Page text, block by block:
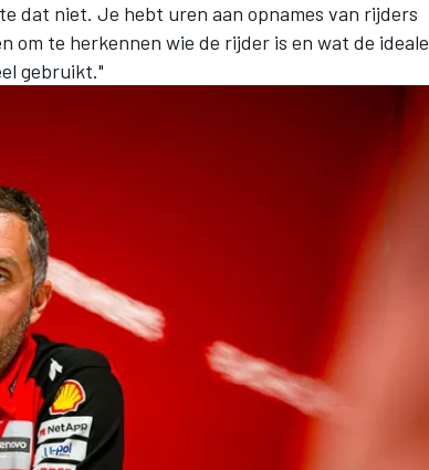
dat niet. Je hebt uren aan opnames van rijders
om te herkennen wie de rijder is en wat de ideale
gebruikt."